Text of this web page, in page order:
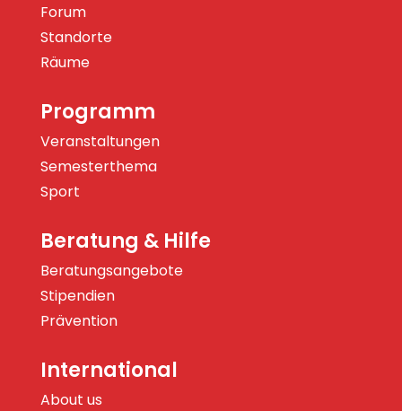
Forum
Standorte
Räume
Programm
Veranstaltungen
Semesterthema
Sport
Beratung & Hilfe
Beratungsangebote
Stipendien
Prävention
International
About us